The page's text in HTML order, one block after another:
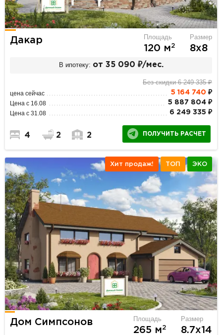
Дакар Площадь
120 м2
Размер
8х8
В ипотеку: от 35 090 ₽/мес.
Без скидки 6 249 335 ₽
цена сейчас 5 164 740 ₽
Цена с 16.08 5 887 804 ₽
Цена с 31.08 6 249 335 ₽
4 2 2 ПОЛУЧИТЬ РАСЧЕТ
Хит продаж! ТОП ЭКО
Дом Симпсонов Площадь
265 м2
Размер
8.7х14